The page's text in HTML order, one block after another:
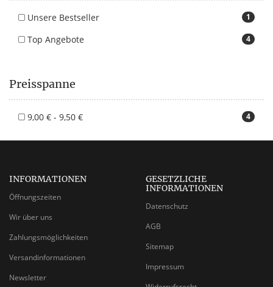
1
Unsere Bestseller
4
Top Angebote
Preisspanne
4
9,00 € - 9,50 €
INFORMATIONEN
Öffnungszeiten
Wir über uns
Zahlungsmöglichkeiten
Versandinformationen
Newsletter
GESETZLICHE
INFORMATIONEN
Datenschutz
AGB
Sitemap
Impressum